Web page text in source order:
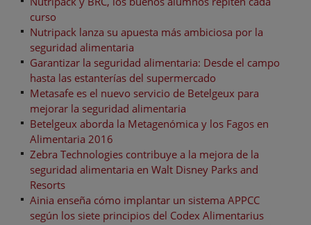
curso
Nutripack lanza su apuesta más ambiciosa por la
seguridad alimentaria
Garantizar la seguridad alimentaria: Desde el campo
hasta las estanterías del supermercado
Metasafe es el nuevo servicio de Betelgeux para
mejorar la seguridad alimentaria
Betelgeux aborda la Metagenómica y los Fagos en
Alimentaria 2016
Zebra Technologies contribuye a la mejora de la
seguridad alimentaria en Walt Disney Parks and
Resorts
Ainia enseña cómo implantar un sistema APPCC
según los siete principios del Codex Alimentarius